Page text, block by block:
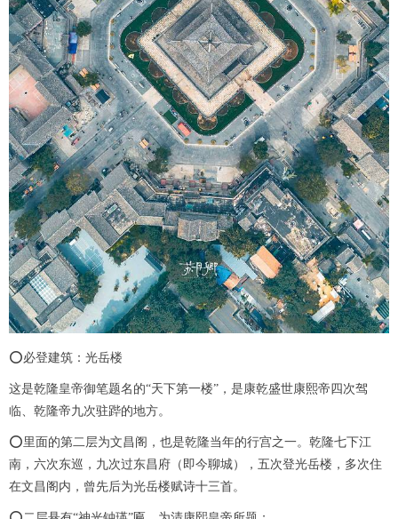
⭕必登建筑：光岳楼
这是乾隆皇帝御笔题名的“天下第一楼”，是康乾盛世康熙帝四次驾
临、乾隆帝九次驻跸的地方。
⭕里面的第二层为文昌阁，也是乾隆当年的行宫之一。乾隆七下江
南，六次东巡，九次过东昌府（即今聊城），五次登光岳楼，多次住
在文昌阁内，曾先后为光岳楼赋诗十三首。